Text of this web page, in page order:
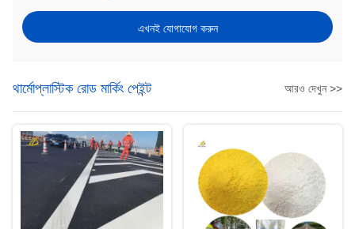
এখনই যোগাযোগ করুন
থার্মোপ্লাস্টিক রোড মার্কিং পেইন্ট আরও দেখুন >>